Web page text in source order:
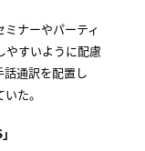
ナーやパーティ
やすいように配慮
話通訳を配置し
た。